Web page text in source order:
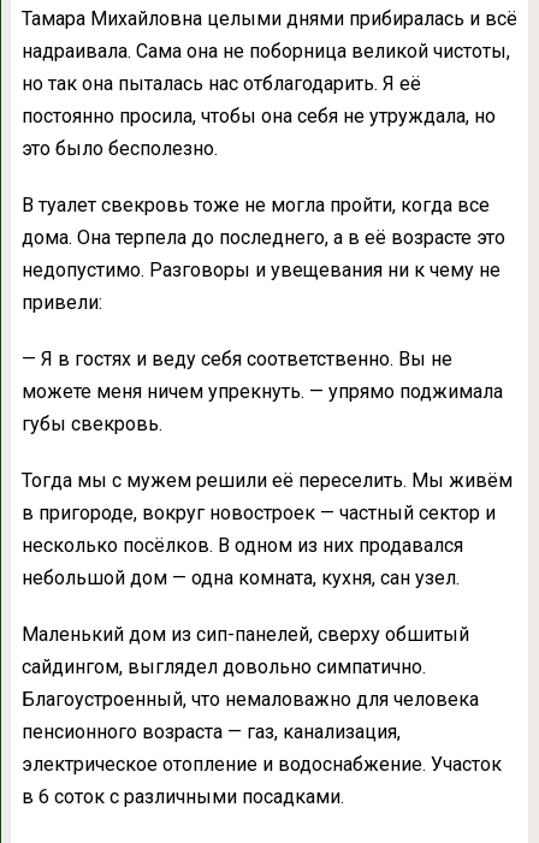
Тамара Михайловна целыми днями прибиралась и всё
надраивала. Сама она не поборница великой чистоты,
но так она пыталась нас отблагодарить. Я её
постоянно просила, чтобы она себя не утруждала, но
это было бесполезно.
В туалет свекровь тоже не могла пройти, когда все
дома. Она терпела до последнего, а в её возрасте это
недопустимо. Разговоры и увещевания ни к чему не
привели:
— Я в гостях и веду себя соответственно. Вы не
можете меня ничем упрекнуть. — упрямо поджимала
губы свекровь.
Тогда мы с мужем решили её переселить. Мы живём
в пригороде, вокруг новостроек — частный сектор и
несколько посёлков. В одном из них продавался
небольшой дом — одна комната, кухня, сан узел.
Маленький дом из сип-панелей, сверху обшитый
сайдингом, выглядел довольно симпатично.
Благоустроенный, что немаловажно для человека
пенсионного возраста — газ, канализация,
электрическое отопление и водоснабжение. Участок
в 6 соток с различными посадками.